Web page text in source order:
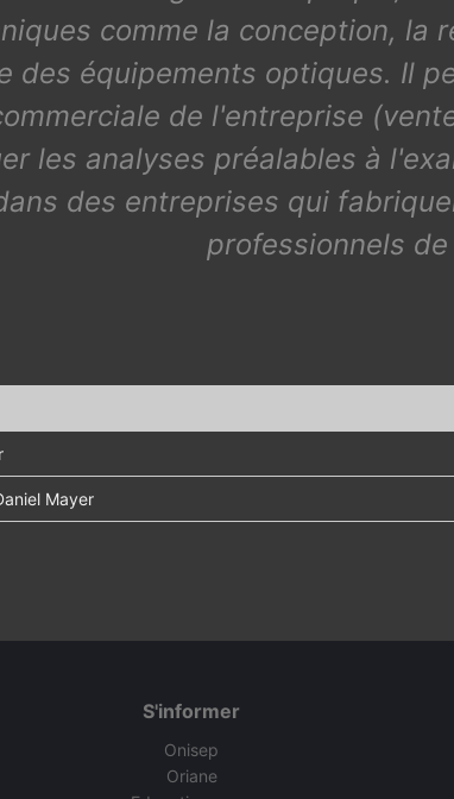
comme la conception, la
des équipements optiques. Il
de l'entreprise
les analyses préalables à
des entreprises qui
professionnels
Mayer
S'informer
Onisep
Oriane